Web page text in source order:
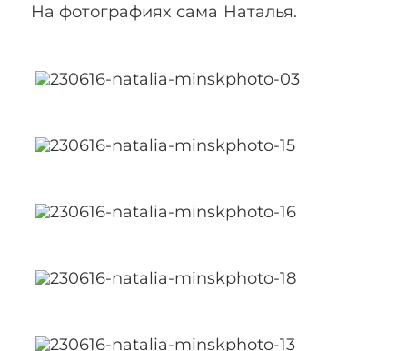
На фотографиях сама Наталья.